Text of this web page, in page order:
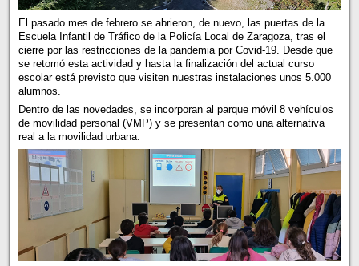
El pasado mes de febrero se abrieron, de nuevo, las puertas de la
Escuela Infantil de Tráfico de la Policía Local de Zaragoza, tras el
cierre por las restricciones de la pandemia por Covid-19. Desde que
se retomó esta actividad y hasta la finalización del actual curso
escolar está previsto que visiten nuestras instalaciones unos 5.000
alumnos.
Dentro de las novedades, se incorporan al parque móvil 8 vehículos
de movilidad personal (VMP) y se presentan como una alternativa
real a la movilidad urbana.